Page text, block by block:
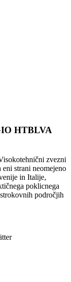
HTBLVA
zvezni
strani neomejeno
in Italije,
poklicnega
področjih